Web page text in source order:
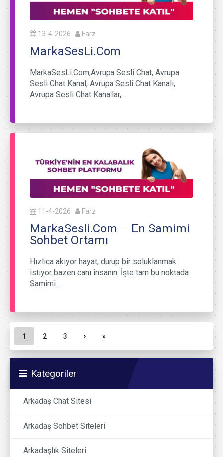
13-4-2026 Farz
MarkaSesLi.Com
MarkaSesLi.Com,Avrupa Sesli Chat, Avrupa
Sesli Chat Kanal, Avrupa Sesli Chat Kanalı,
Avrupa Sesli Chat Kanallar,…
11-4-2026 Farz
MarkaSesli.Com – En Samimi
Sohbet Ortamı
Hızlıca akıyor hayat, durup bir soluklanmak
istiyor bazen canı insanın. İşte tam bu noktada
Samimi…
Sayfa gezinme
Geçerli Sayfa
1 Sayfa
2 Sayfa
3 › »
Kategoriler
Arkadaş Chat Sitesi
Arkadaş Sohbet Siteleri
Arkadaşlık Siteleri